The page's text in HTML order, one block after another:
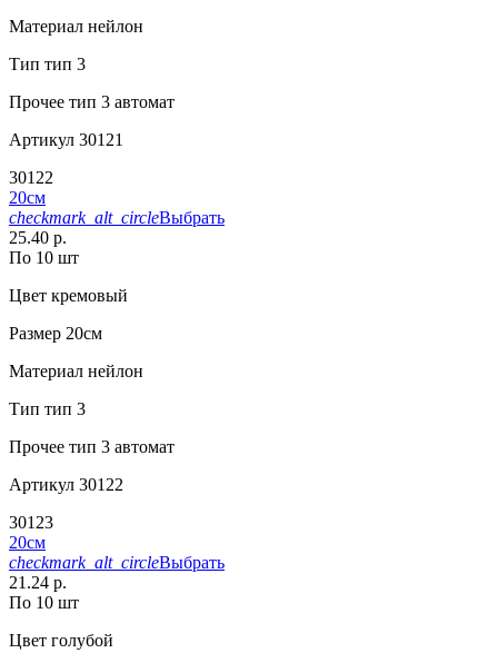
Материал нейлон
Тип тип 3
Прочее тип 3 автомат
Артикул 30121
30122
20см
checkmark_alt_circleВыбрать
25.40 р.
По 10 шт
Цвет кремовый
Размер 20см
Материал нейлон
Тип тип 3
Прочее тип 3 автомат
Артикул 30122
30123
20см
checkmark_alt_circleВыбрать
21.24 р.
По 10 шт
Цвет голубой